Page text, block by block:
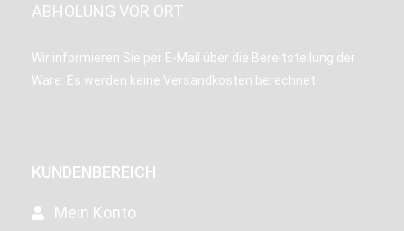
ABHOLUNG VOR ORT
Wir informieren Sie per E-Mail über die Bereitstellung der
Ware. Es werden keine Versandkosten berechnet.
KUNDENBEREICH
Mein Konto